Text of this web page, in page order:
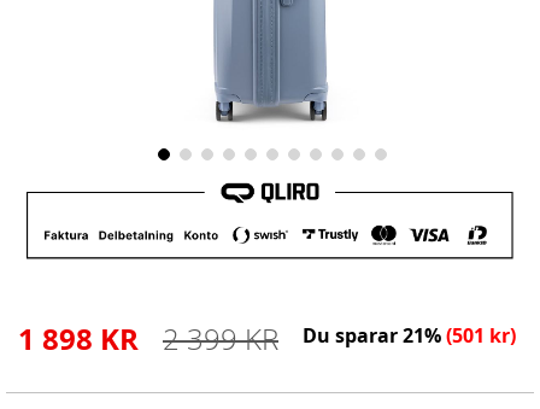
beginning
images
gallery
1 898 KR 2 399 KR Du sparar21%(501 kr)